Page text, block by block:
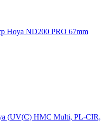
Hoya ND200 PRO 67mm
(UV(C) HMC Multi, PL-CIR,